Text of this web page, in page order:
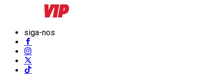
siga-nos